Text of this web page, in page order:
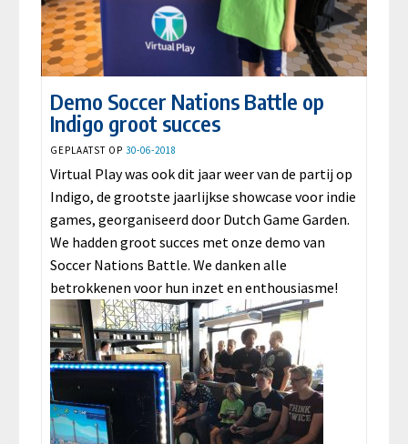
Demo Soccer Nations Battle op
Indigo groot succes
GEPLAATST OP 30-06-2018
Virtual Play was ook dit jaar weer van de partij op
Indigo, de grootste jaarlijkse showcase voor indie
games, georganiseerd door Dutch Game Garden.
We hadden groot succes met onze demo van
Soccer Nations Battle. We danken alle
betrokkenen voor hun inzet en enthousiasme!